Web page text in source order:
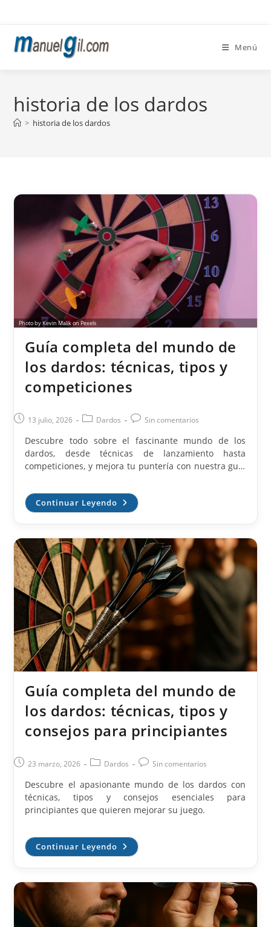
contenido
Menú
historia de los dardos
> historia de los dardos
Photo by Kevin Malik on Pexels
Guía completa del mundo de
los dardos: técnicas, tipos y
competiciones
Publicación
entrada:
13 julio, 2026
Categoría
la
entrada:
Dardos
Comentarios
la
entrada:
Sin comentarios
Descubre todo sobre el fascinante mundo de los
dardos, desde técnicas de lanzamiento hasta
competiciones, y mejora tu puntería con nuestra guía
Continuar Leyendo Guía
Completa
Mundo
De
Los
Dardos:
Técnicas,
Tipos
Y
Competiciones
Guía completa del mundo de
los dardos: técnicas, tipos y
consejos para principiantes
Publicación
entrada:
23 marzo, 2026
Categoría
la
entrada:
Dardos
Comentarios
la
entrada:
Sin comentarios
Descubre el apasionante mundo de los dardos con
técnicas, tipos y consejos esenciales para
principiantes que quieren mejorar su juego.
Continuar Leyendo Guía
Completa
Mundo
De
Los
Dardos:
Técnicas,
Tipos
Y